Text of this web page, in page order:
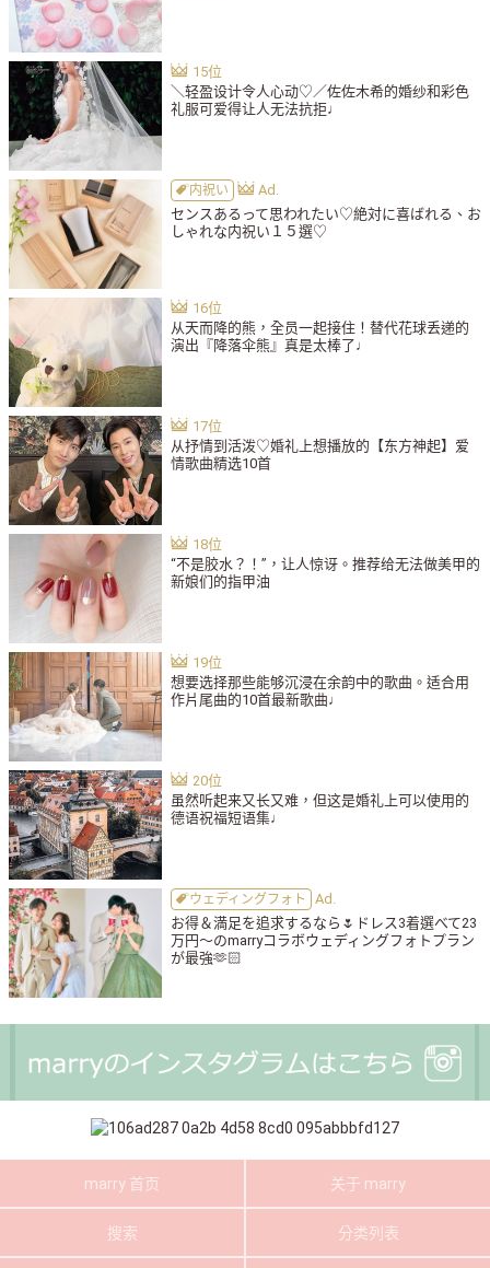
＼轻盈设计令人心动♡／佐佐木希的婚纱和彩色
礼服可爱得让人无法抗拒♩
内祝い
センスあるって思われたい♡絶対に喜ばれる、お
しゃれな内祝い１５選♡
从天而降的熊，全员一起接住！替代花球丢递的
演出『降落伞熊』真是太棒了♩
从抒情到活泼♡婚礼上想播放的【东方神起】爱
情歌曲精选10首
“不是胶水？！”，让人惊讶。推荐给无法做美甲的
新娘们的指甲油
想要选择那些能够沉浸在余韵中的歌曲。适合用
作片尾曲的10首最新歌曲♩
虽然听起来又长又难，但这是婚礼上可以使用的
德语祝福短语集♩
ウェディングフォト
お得＆満足を追求するなら🌷ドレス3着選べて23
万円〜のmarryコラボウェディングフォトプラン
が最強🫶🏻
marry 首页 关于 marry
搜索 分类列表